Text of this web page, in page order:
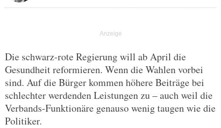
Die schwarz-rote Regierung will ab April die
Gesundheit reformieren. Wenn die Wahlen vorbei
sind. Auf die Bürger kommen höhere Beiträge bei
schlechter werdenden Leistungen zu – auch weil die
Verbands-Funktionäre genauso wenig taugen wie die
Politiker.